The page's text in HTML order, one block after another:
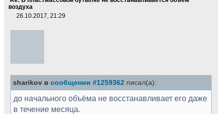
воздуха
26.10.2017, 21:29
sharikov в сообщении #1259362 писал(а):
до начального объёма не восстанавливает его даже
в течение месяца.